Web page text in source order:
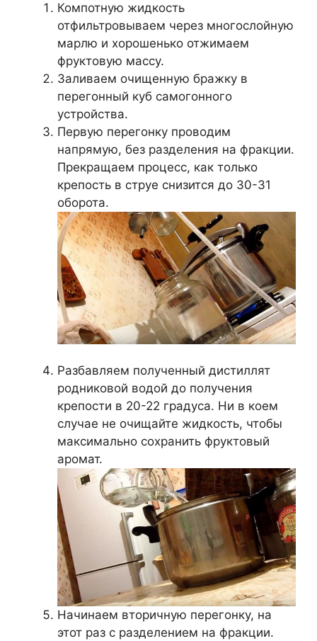
Компотную жидкость
отфильтровываем через многослойную
марлю и хорошенько отжимаем
фруктовую массу.
Заливаем очищенную бражку в
перегонный куб самогонного
устройства.
Первую перегонку проводим
напрямую, без разделения на фракции.
Прекращаем процесс, как только
крепость в струе снизится до 30-31
оборота.
Разбавляем полученный дистиллят
родниковой водой до получения
крепости в 20-22 градуса. Ни в коем
случае не очищайте жидкость, чтобы
максимально сохранить фруктовый
аромат.
Начинаем вторичную перегонку, на
этот раз с разделением на фракции.